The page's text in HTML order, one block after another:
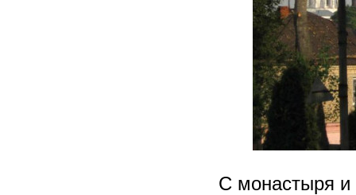
С монастыря и